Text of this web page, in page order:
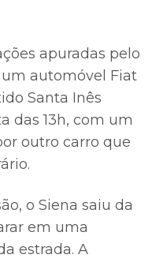
apuradas pelo
automóvel Fiat
Santa Inês
das 13h, com um
outro carro que
o Siena saiu da
em uma
estrada. A